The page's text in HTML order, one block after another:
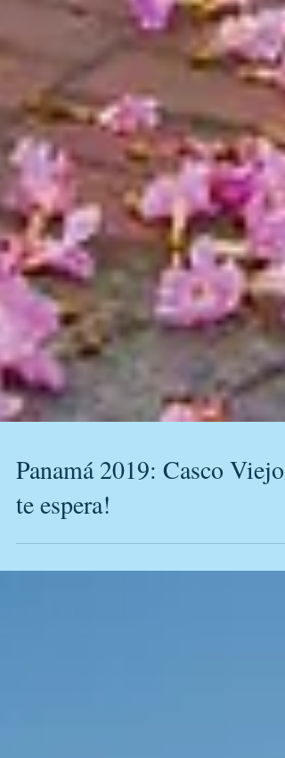
Panamá 2019: Casco Viejo
te espera!